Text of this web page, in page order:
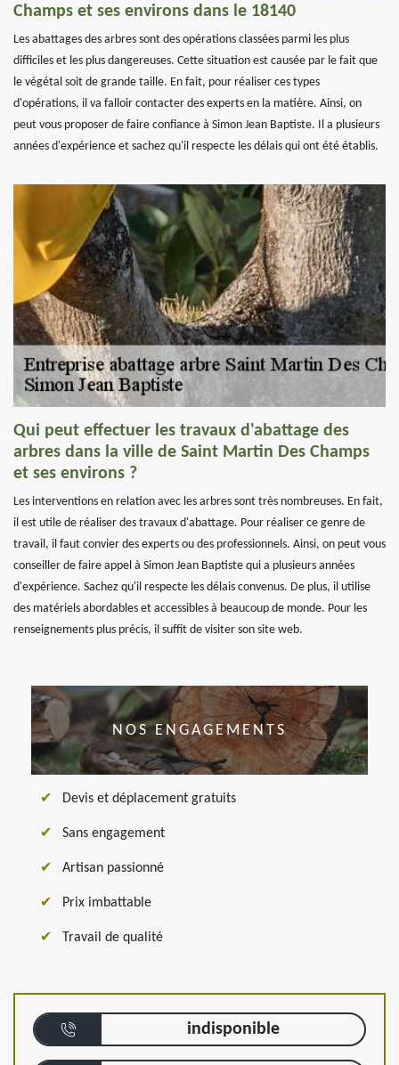
Champs et ses environs dans le 18140
Les abattages des arbres sont des opérations classées parmi les plus
difficiles et les plus dangereuses. Cette situation est causée par le fait que
le végétal soit de grande taille. En fait, pour réaliser ces types
d'opérations, il va falloir contacter des experts en la matière. Ainsi, on
peut vous proposer de faire confiance à Simon Jean Baptiste. Il a plusieurs
années d'expérience et sachez qu'il respecte les délais qui ont été établis.
Qui peut effectuer les travaux d'abattage des
arbres dans la ville de Saint Martin Des Champs
et ses environs ?
Les interventions en relation avec les arbres sont très nombreuses. En fait,
il est utile de réaliser des travaux d'abattage. Pour réaliser ce genre de
travail, il faut convier des experts ou des professionnels. Ainsi, on peut vous
conseiller de faire appel à Simon Jean Baptiste qui a plusieurs années
d'expérience. Sachez qu'il respecte les délais convenus. De plus, il utilise
des matériels abordables et accessibles à beaucoup de monde. Pour les
renseignements plus précis, il suffit de visiter son site web.
NOS ENGAGEMENTS
Devis et déplacement gratuits
Sans engagement
Artisan passionné
Prix imbattable
Travail de qualité
indisponible